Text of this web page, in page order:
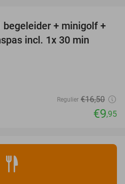
40%
begeleider + minigolf +
incl. 1x 30 min
Regulier €16,50
€9,95